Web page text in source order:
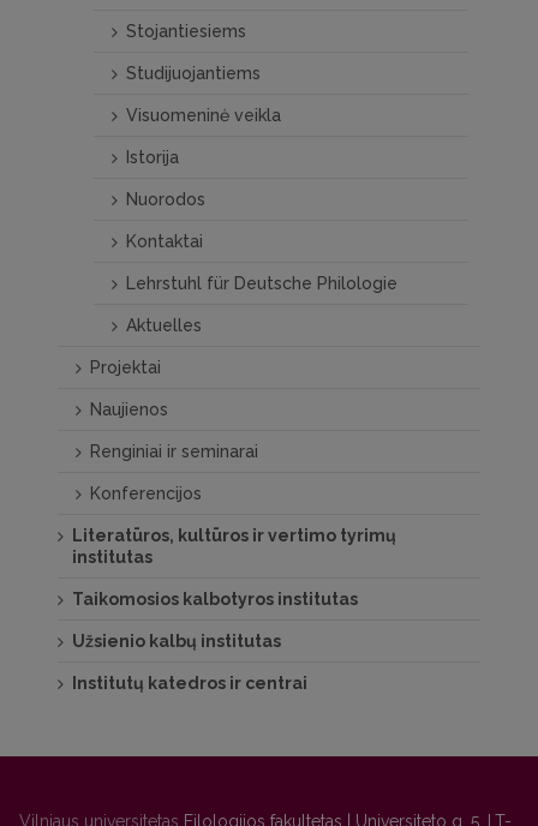
Stojantiesiems
Studijuojantiems
Visuomeninė veikla
Istorija
Nuorodos
Kontaktai
Lehrstuhl für Deutsche Philologie
Aktuelles
Projektai
Naujienos
Renginiai ir seminarai
Konferencijos
Literatūros, kultūros ir vertimo tyrimų
institutas
Taikomosios kalbotyros institutas
Užsienio kalbų institutas
Institutų katedros ir centrai
Vilniaus universitetas Filologijos fakultetas | Universiteto g. 5, LT-